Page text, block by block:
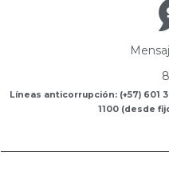
Líneas anticorrupción: (+57) 601
1100 (desde